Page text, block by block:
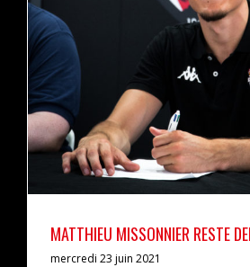
actualités pro b
MATTHIEU MISSONNIER RESTE
mercredi 23 juin 2021